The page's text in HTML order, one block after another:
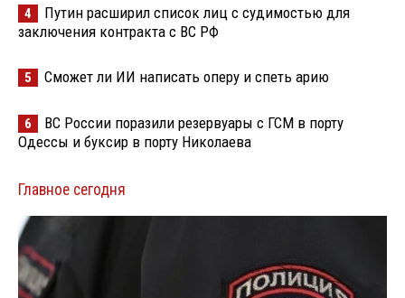
4
Путин расширил список лиц с судимостью для
заключения контракта с ВС РФ
5 Сможет ли ИИ написать оперу и спеть арию
6
ВС России поразили резервуары с ГСМ в порту
Одессы и буксир в порту Николаева
Главное сегодня